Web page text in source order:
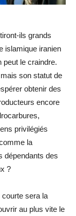
ils grands
islamique iranien
peut le craindre.
son statut de
obtenir des
encore
privilégiés
la
dépendants des
?
sera la
au plus vite le